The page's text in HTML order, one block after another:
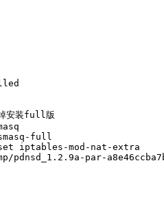
掉安装full版
full
iptables-mod-nat-extra
par-